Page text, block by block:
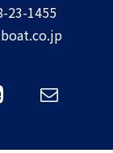
23-1455